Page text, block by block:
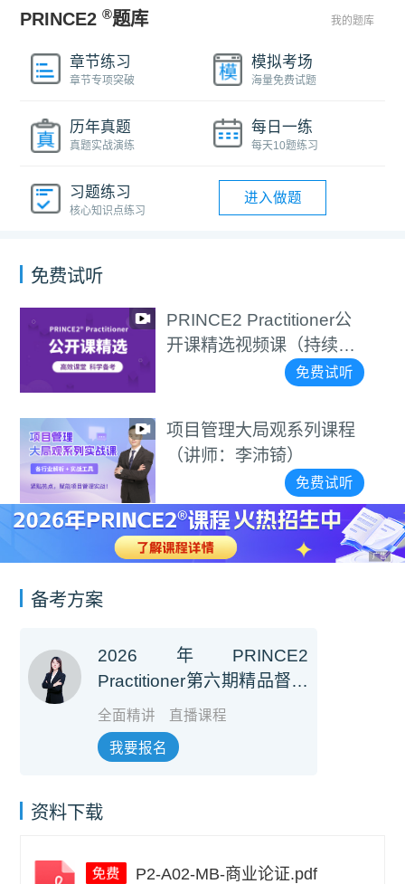
PRINCE2®题库 我的题库
章节练习
章节专项突破
模拟考场
海量免费试题
历年真题
真题实战演练
每日一练
每天10题练习
习题练习
核心知识点练习
进入做题
免费试听
PRINCE2 Practitioner公
开课精选视频课（持续更
免费试听
项目管理大局观系列课程
（讲师：李沛锜）
免费试听
广告
备考方案
2026年PRINCE2
Practitioner第六期精品督学
班【第七版】（培训费+考
试费）
全面精讲 直播课程
我要报名
资料下载
P2-A02-MB-商业论证.pdf